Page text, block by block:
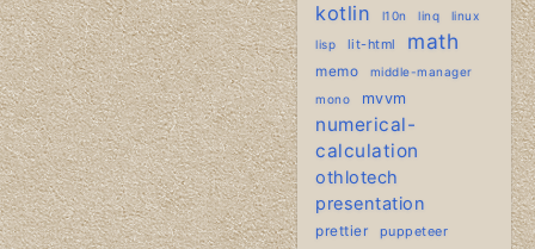
kotlin l10n linq
linux
lisp
lit-html math
memo
middle-manager
mono
mvvm
numerical-
calculation
othlotech
presentation
prettier
puppeteer